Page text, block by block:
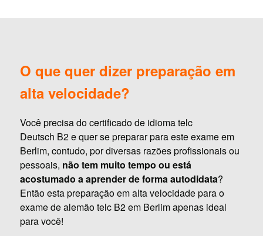
O que quer dizer preparação em
alta velocidade?
Você precisa do certificado de idioma telc
Deutsch B2 e quer se preparar para este exame em
Berlim, contudo, por diversas razões profissionais ou
pessoais, não tem muito tempo ou está
acostumado a aprender de forma autodidata?
Então esta preparação em alta velocidade para o
exame de alemão telc B2 em Berlim apenas ideal
para você!